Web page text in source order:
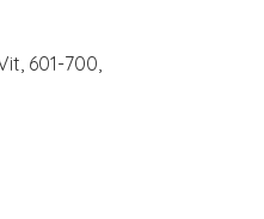
601-700,